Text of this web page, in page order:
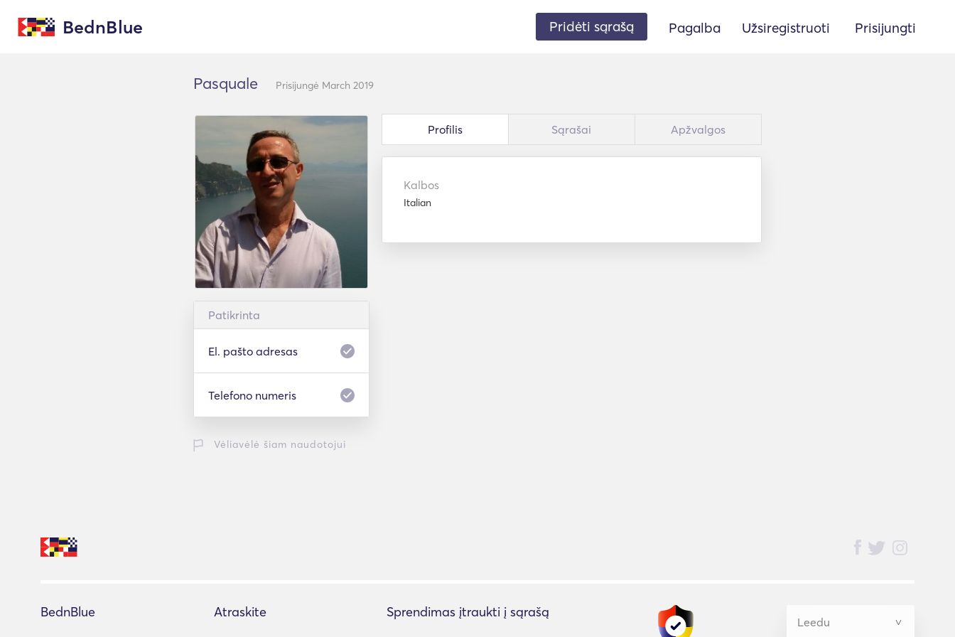
BednBlue Pridėti sąrašą Pagalba Užsiregistruoti Prisijungti
Pasquale Prisijungė March 2019
Patikrinta
El. pašto adresas
Telefono numeris
Vėliavėlė šiam naudotojui
Profilis Sąrašai Apžvalgos
Kalbos
Italian
BednBlue Atraskite Sprendimas įtraukti į sąrašą